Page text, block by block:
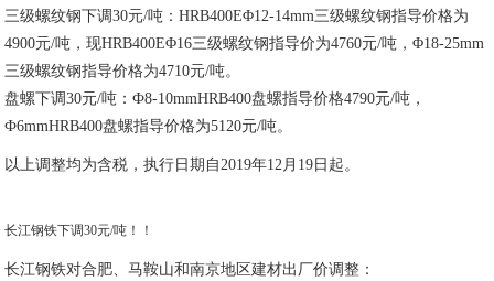
三级螺纹钢下调30元/吨：HRB400EΦ12-14mm三级螺纹钢指导价格为
4900元/吨，现HRB400EΦ16三级螺纹钢指导价为4760元/吨，Φ18-25mm
三级螺纹钢指导价格为4710元/吨。
盘螺下调30元/吨：Ф8-10mmHRB400盘螺指导价格4790元/吨，
Ф6mmHRB400盘螺指导价格为5120元/吨。
以上调整均为含税，执行日期自2019年12月19日起。
长江钢铁下调30元/吨！！
长江钢铁对合肥、马鞍山和南京地区建材出厂价调整：